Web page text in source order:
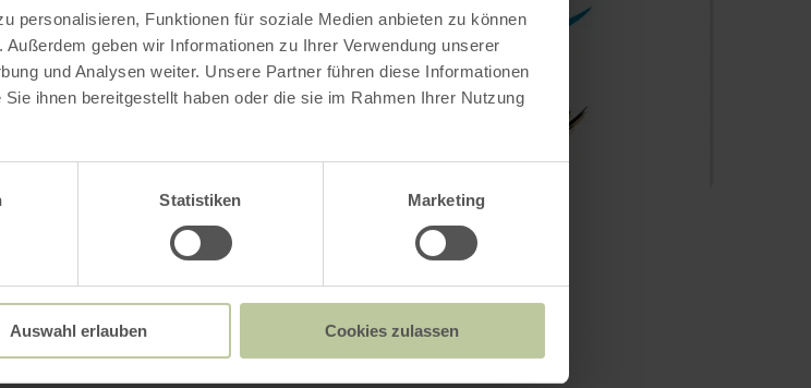
personalisieren, Funktionen für soziale Medien anbieten zu können
geben wir Informationen zu Ihrer Verwendung unserer
und Analysen weiter. Unsere Partner führen diese Informationen
ihnen bereitgestellt haben oder die sie im Rahmen Ihrer Nutzung
Statistiken Marketing
Auswahl erlauben Cookies zulassen